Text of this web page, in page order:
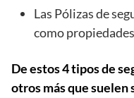
Las Pólizas de
como
De estos 4 tipos de
otros más que suelen